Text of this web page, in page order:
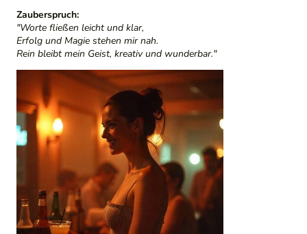
Zauberspruch:
"Worte fließen leicht und klar,
Erfolg und Magie stehen mir nah.
Rein bleibt mein Geist, kreativ und wunderbar."